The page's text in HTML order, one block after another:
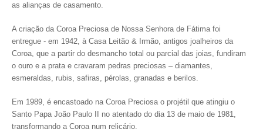
as alianças de casamento.
A criação da Coroa Preciosa de Nossa Senhora de Fátima foi
entregue - em 1942, à Casa Leitão & Irmão, antigos joalheiros da
Coroa, que a partir do desmancho total ou parcial das joias, fundiram
o ouro e a prata e cravaram pedras preciosas – diamantes,
esmeraldas, rubis, safiras, pérolas, granadas e berilos.
Em 1989, é encastoado na Coroa Preciosa o projétil que atingiu o
Santo Papa João Paulo II no atentado do dia 13 de maio de 1981,
transformando a Coroa num relicário.